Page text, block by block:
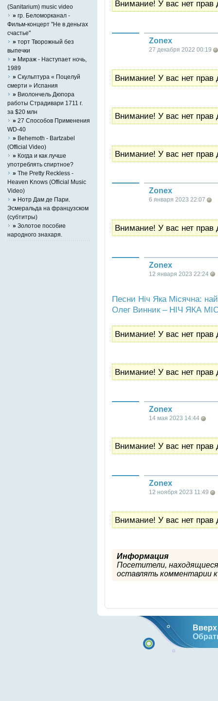
Внимание! У вас нет прав
Zonex
27 декабря 2022 00:19
Внимание! У вас нет прав
Внимание! У вас нет прав
Внимание! У вас нет прав
Zonex
6 января 2023 22:07
Внимание! У вас нет прав
Zonex
12 января 2023 22:24
Песни Ніч Яка Місячна:
Олег Винник – НІЧ ЯКА
Внимание! У вас нет прав
Внимание! У вас нет прав
Zonex
14 мая 2023 14:44
Внимание! У вас нет прав
Zonex
12 ноября 2023 11:49
Внимание! У вас нет прав
Информация
Посетители,
оставлять комментарии к
(Sanitarium) music video
» гр. Беломорканал -
Фильм-концерт "Не в деньгах
счастье"
» торт Творожный без
выпечки
» Мираж - Наступает ночь,
1989
» Скульптура « Поцелуй
смерти » Испания
» Виолончель Дюпора
работы Страдивари 1711 г.
за $20 млн
» 27 Способов Применения
WD-40
» Behemoth - Bartzabel
(Official Video)
» Когда и как лучше
употреблять спиртное?
» The Pretty Reckless -
Heaven Knows (Official Music
Video)
» Нотр Дам де Пари.
Эсмеральда на французском
(субтитры)
» Золотое пособие
народного знахаря.
Вверх